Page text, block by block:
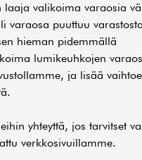
laaja valikoima varaosia
varaosa puuttuu
hieman pidemmällä
lumikeuhkojen
ja lisää
yhteyttä, jos tarvitset
verkkosivuillamme.